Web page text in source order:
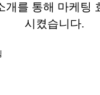
개를 통해 마케팅
시켰습니다.